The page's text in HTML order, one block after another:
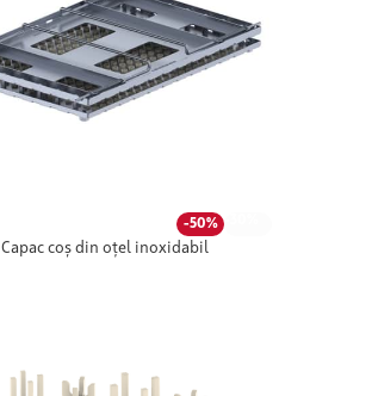
-50%
Capac coș din oțel inoxidabil